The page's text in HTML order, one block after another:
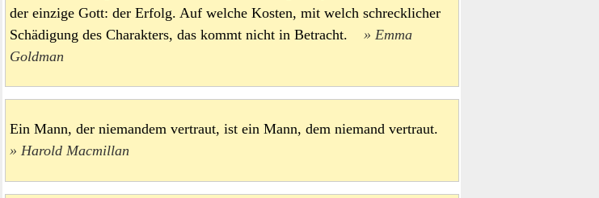
der einzige Gott: der Erfolg. Auf welche Kosten, mit welch schrecklicher
Schädigung des Charakters, das kommt nicht in Betracht.
Emma
Goldman
Ein Mann, der niemandem vertraut, ist ein Mann, dem niemand vertraut.
Harold Macmillan